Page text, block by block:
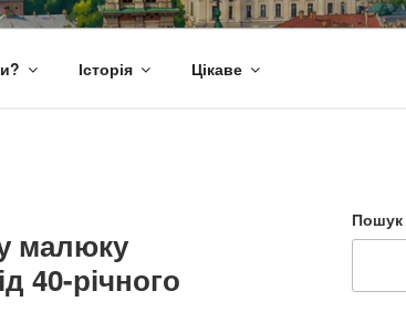
Історія Цікаве
малюку
40-річного
Пошук